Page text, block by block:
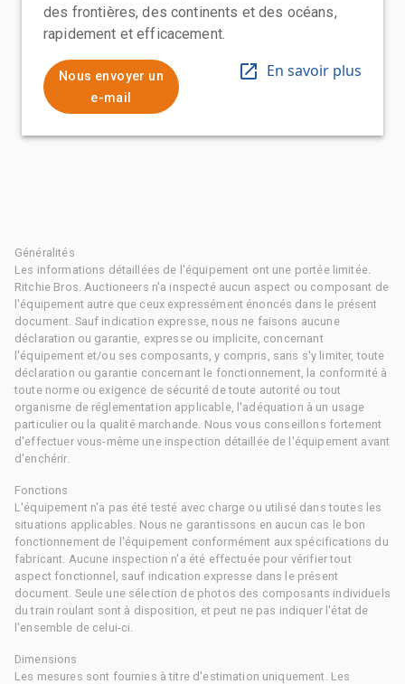
des frontières, des continents et des océans,
rapidement et efficacement.
Nous envoyer un
e-mail
En savoir plus
Généralités
Les informations détaillées de l'équipement ont une portée limitée.
Ritchie Bros. Auctioneers n'a inspecté aucun aspect ou composant de
l'équipement autre que ceux expressément énoncés dans le présent
document. Sauf indication expresse, nous ne faisons aucune
déclaration ou garantie, expresse ou implicite, concernant
l'équipement et/ou ses composants, y compris, sans s'y limiter, toute
déclaration ou garantie concernant le fonctionnement, la conformité à
toute norme ou exigence de sécurité de toute autorité ou tout
organisme de réglementation applicable, l'adéquation à un usage
particulier ou la qualité marchande. Nous vous conseillons fortement
d'effectuer vous-même une inspection détaillée de l'équipement avant
d'enchérir.
Fonctions
L'équipement n'a pas été testé avec charge ou utilisé dans toutes les
situations applicables. Nous ne garantissons en aucun cas le bon
fonctionnement de l'équipement conformément aux spécifications du
fabricant. Aucune inspection n'a été effectuée pour vérifier tout
aspect fonctionnel, sauf indication expresse dans le présent
document. Seule une sélection de photos des composants individuels
du train roulant sont à disposition, et peut ne pas indiquer l'état de
l'ensemble de celui-ci.
Dimensions
Les mesures sont fournies à titre d'estimation uniquement. Les